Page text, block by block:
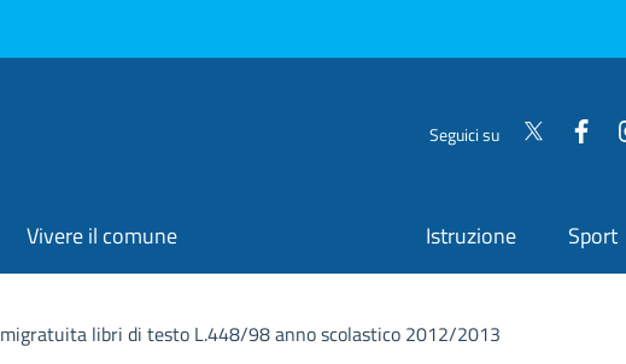
Seguici su
Vivere il comune Istruzione Sport
libri di testo L.448/98 anno scolastico 2012/2013